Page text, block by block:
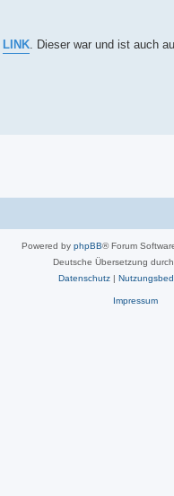
LINK . Dieser war und ist auch
Powered by phpBB® Forum
Deutsche Übersetzung durch
Datenschutz|
Impressum